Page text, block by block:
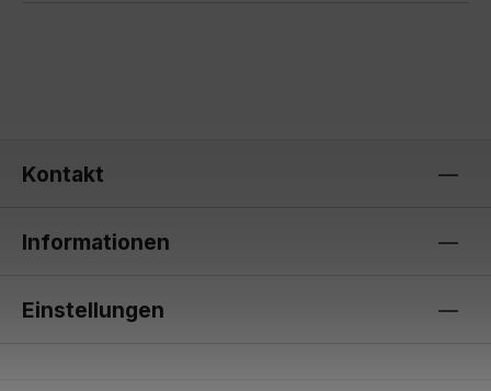
Kontakt
Informationen
Einstellungen